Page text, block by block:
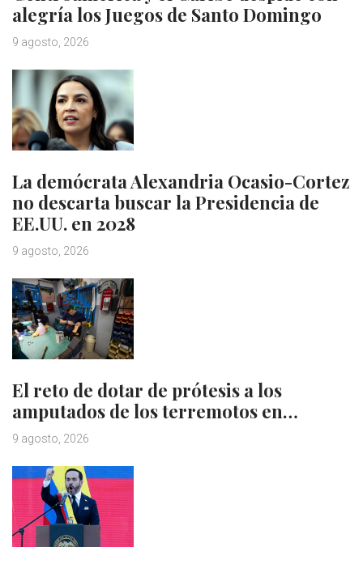
alegría los Juegos de Santo Domingo
9 agosto, 2026
La demócrata Alexandria Ocasio-Cortez
no descarta buscar la Presidencia de
EE.UU. en 2028
9 agosto, 2026
El reto de dotar de prótesis a los
amputados de los terremotos en…
9 agosto, 2026